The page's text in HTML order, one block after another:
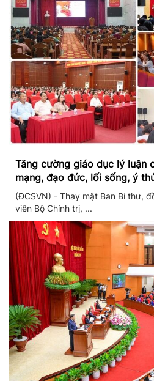
Tăng cường giáo dục lý luận
mạng, đạo đức, lối sống, ý
thống giáo dục quốc dân
(ĐCSVN) - Thay mặt Ban Bí thư,
viên Bộ Chính trị, ...